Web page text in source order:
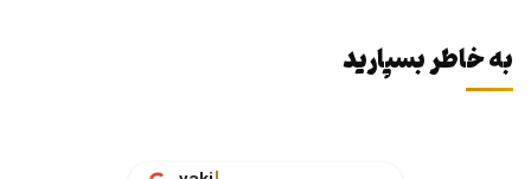
به خاطر بسپارید